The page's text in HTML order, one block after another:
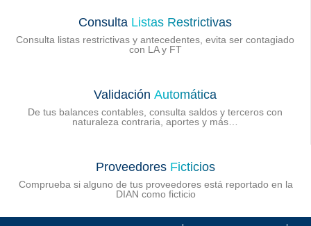
Consulta Listas Restrictivas
Consulta listas restrictivas y antecedentes, evita ser contagiado
con LA y FT
Validación Automática
De tus balances contables, consulta saldos y terceros con
naturaleza contraria, aportes y más…
Proveedores Ficticios
Comprueba si alguno de tus proveedores está reportado en la
DIAN como ficticio